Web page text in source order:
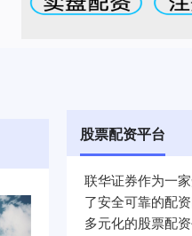
股票配资平台
联华证券作为一
了安全可靠的配
多元化的股票配资